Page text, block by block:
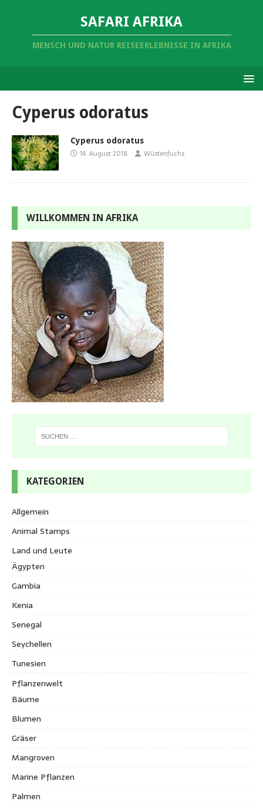
SAFARI AFRIKA
MENSCH UND NATUR REISEERLEBNISSE IN AFRIKA
Cyperus odoratus
Cyperus odoratus
14. August 2018 Wüstenfuchs
WILLKOMMEN IN AFRIKA
KATEGORIEN
Allgemein
Animal Stamps
Land und Leute
Ägypten
Gambia
Kenia
Senegal
Seychellen
Tunesien
Pflanzenwelt
Bäume
Blumen
Gräser
Mangroven
Marine Pflanzen
Palmen